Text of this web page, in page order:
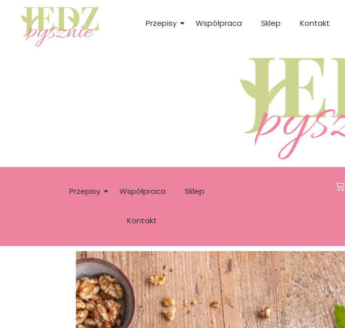
Przepisy Współpraca Sklep Kontakt
Przepisy Współpraca Sklep
Kontakt